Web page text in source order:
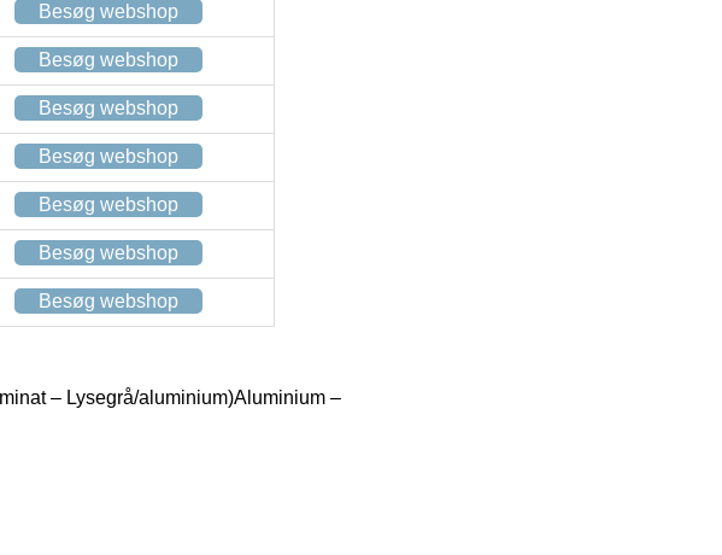
Besøg webshop
Besøg webshop
Besøg webshop
Besøg webshop
Besøg webshop
Besøg webshop
Besøg webshop
– Lysegrå/aluminium)Aluminium –